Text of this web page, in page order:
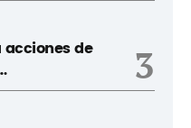
de
3